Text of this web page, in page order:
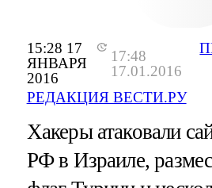
15:28 17
ЯНВАРЯ
2016
17:48
17.01.2016
РЕДАКЦИЯ ВЕСТИ.РУ
Хакеры атаковали
РФ в Израиле,